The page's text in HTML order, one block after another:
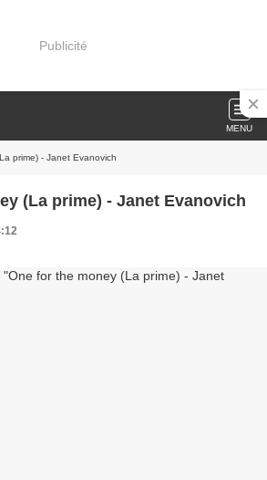
Publicité
MENU
prime) - Janet Evanovich
(La prime) - Janet Evanovich